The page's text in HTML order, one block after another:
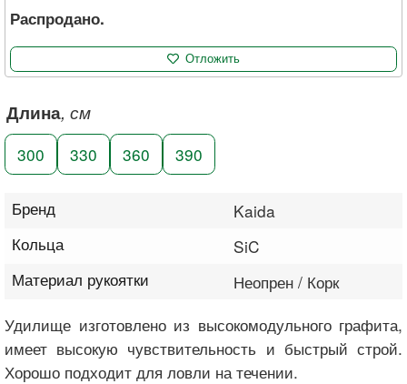
Длина, см
300 330 360 390
Бренд
Kaida
Кольца
SiC
Материал рукоятки
Неопрен / Корк
Распродано.
Отложить
Удилище изготовлено из высокомодульного графита,
имеет высокую чувствительность и быстрый строй.
Хорошо подходит для ловли на течении.